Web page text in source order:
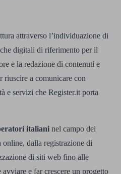
attraverso l’individuazione di
digitali di riferimento per il
e la redazione di contenuti e
riuscire a comunicare con
e servizi che Register.it porta
italiani nel campo dei
online, dalla registrazione di
di siti web fino alle
e far crescere un progetto